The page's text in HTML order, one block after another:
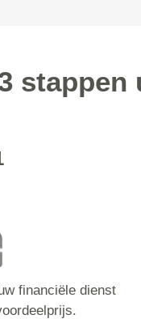
stappen
financiële dienst